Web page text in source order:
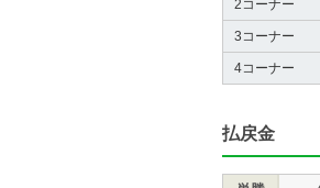
2コーナー
3コーナー
4コーナー
払戻金